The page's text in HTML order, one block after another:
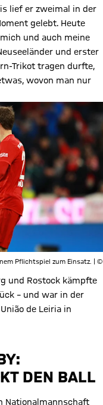
lief er zweimal in der
gelebt. Heute
und auch meine
und erster
Trikot tragen durfte,
wovon man nur
Pflichtspiel zum Einsatz. | ©
und Rostock kämpfte
– und war in der
de Leiria in
N
DEN BALL
Nationalmannschaft